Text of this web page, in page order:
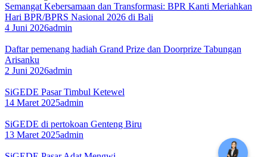
Semangat Kebersamaan dan Transformasi: BPR Kanti Meriahkan
Hari BPR/BPRS Nasional 2026 di Bali
4 Juni 2026admin
Daftar pemenang hadiah Grand Prize dan Doorprize Tabungan
Arisanku
2 Juni 2026admin
SiGEDE Pasar Timbul Ketewel
14 Maret 2025admin
SiGEDE di pertokoan Genteng Biru
13 Maret 2025admin